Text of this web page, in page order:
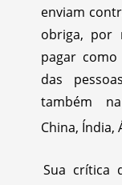
enviam
obriga, por
pagar
das
também
China, Índia,
Sua crítica